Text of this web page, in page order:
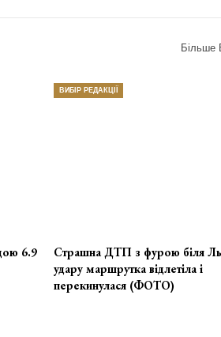
Більше
6.9
ВИБІР РЕДАКЦІЇ
Страшна ДТП з фурою біля
удару маршрутка відлетіла і
перекинулася (ФОТО)